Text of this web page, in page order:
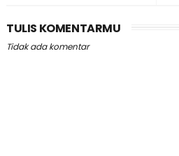
TULIS KOMENTARMU
Tidak ada komentar